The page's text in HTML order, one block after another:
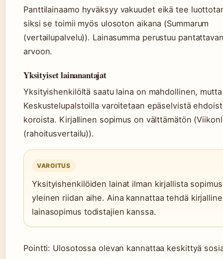
Panttilainaamo hyväksyy vakuudet eikä tee
siksi se toimii myös ulosoton aikana (Summarum
(vertailupalvelu)). Lainasumma perustuu
arvoon.
Yksityiset lainanantajat
Yksityishenkilöltä saatu laina on mahdollinen,
Keskustelupalstoilla varoitetaan epäselvistä
koroista. Kirjallinen sopimus on välttämätön
(rahoitusvertailu)).
VAROITUS
Yksityishenkilöiden lainat ilman kirjallista
yleinen riidan aihe. Aina kannattaa tehdä
lainasopimus todistajien kanssa.
Pointti: Ulosotossa olevan kannattaa keskittyä